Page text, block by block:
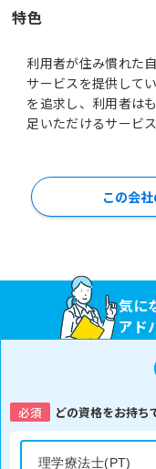
特色
利用者が住み慣れた
サービスを提供して
を追求し、利用者は
この会
気に
アド
必須 どの資格をお持ち